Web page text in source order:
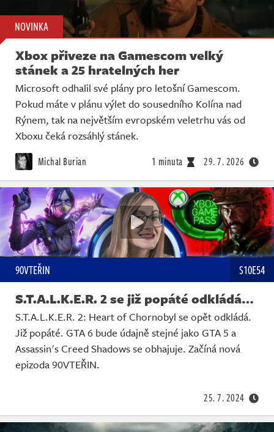
NOVINKA
Xbox přiveze na Gamescom velký
stánek a 25 hratelných her
Microsoft odhalil své plány pro letošní Gamescom.
Pokud máte v plánu výlet do sousedního Kolína nad
Rýnem, tak na největším evropském veletrhu vás od
Xboxu čeká rozsáhlý stánek.
Michal Burian 1 minuta 29. 7. 2026
90VTEŘIN S10E54
S.T.A.L.K.E.R. 2 se již popáté odkládá…
S.T.A.L.K.E.R. 2: Heart of Chornobyl se opět odkládá.
Již popáté. GTA 6 bude údajně stejné jako GTA 5 a
Assassin's Creed Shadows se obhajuje. Začíná nová
epizoda 90VTEŘIN.
25. 7. 2024